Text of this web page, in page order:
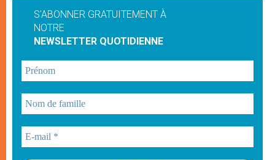
S'ABONNER GRATUITEMENT À
NOTRE
NEWSLETTER QUOTIDIENNE